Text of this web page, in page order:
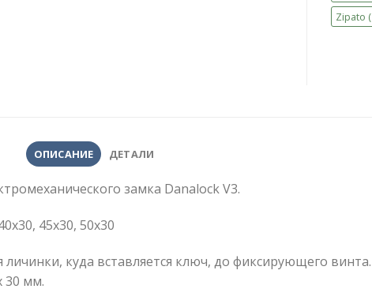
Zipato
ОПИСАНИЕ ДЕТАЛИ
замка Danalock V3.
45х30, 50х30
куда вставляется ключ, до фиксирующего
30 мм.